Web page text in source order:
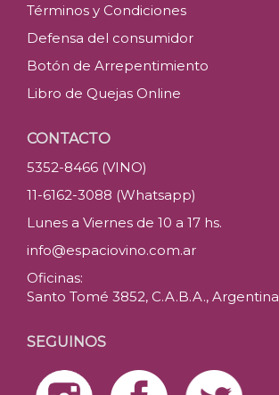
Términos y Condiciones
Defensa del consumidor
Botón de Arrepentimiento
Libro de Quejas Online
CONTACTO
5352-8466 (VINO)
11-6162-3088 (Whatsapp)
Lunes a Viernes de 10 a 17 hs.
info@espaciovino.com.ar
Oficinas:
Santo Tomé 3852, C.A.B.A., Argentina
SEGUINOS